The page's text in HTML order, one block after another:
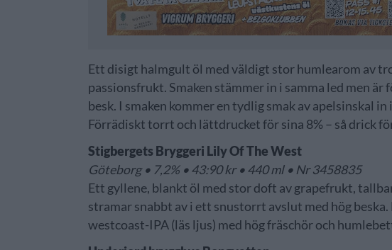
Ett disigt halmgult öl med väldigt stor humlearom av
passionsfrukt. Smaken stämmer in i samma led men
besk. I smaken kommer en tydlig smak av apelsinskal
Förrädiskt torrt och lättdrucket för sina 8% – så drick
Stigbergets Bryggeri Lily Of The West
Göteborg • 7,2% • 43:90 kr • 440 ml • Nr 3458835
Ett gyllene, blankt öl med stor doft av grapefrukt,
stramar snabbt av i ett snustorrt avslut med hög
westcoast-IPA (läs ljus) med hög fräschör och